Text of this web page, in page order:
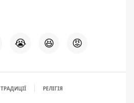
😭 😆 😡
ТРАДИЦІЇ РЕЛІГІЯ